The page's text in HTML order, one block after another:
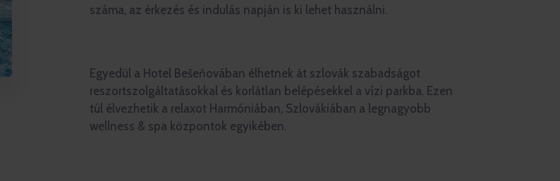
száma, az érkezés és indulás napján is ki lehet használni.
Egyedül a Hotel Bešeňovában élhetnek át szlovák szabadságot
reszortszolgáltatásokkal és korlátlan belépésekkel a vízi parkba. Ezen
túl élvezhetik a relaxot Harmóniában, Szlovákiában a legnagyobb
wellness & spa központok egyikében.